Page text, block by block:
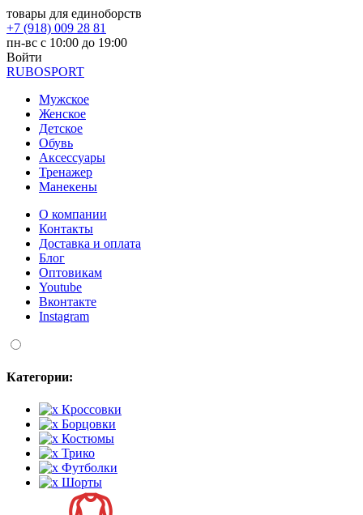
товары для единоборств
+7 (918) 009 28 81
пн-вс с 10:00 до 19:00
Войти
RUBOSPORT
Мужское
Женское
Детское
Обувь
Аксессуары
Тренажер
Манекены
О компании
Контакты
Доставка и оплата
Блог
Оптовикам
Youtube
Вконтакте
Instagram
Категории:
Кроссовки
Борцовки
Костюмы
Трико
Футболки
Шорты